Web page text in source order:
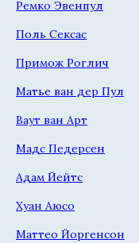
Ремко Эвенпул
Поль Сексас
Примож Роглич
Матье ван дер Пул
Ваут ван Арт
Мадс Педерсен
Адам Йейтс
Хуан Аюсо
Маттео Йоргенсон